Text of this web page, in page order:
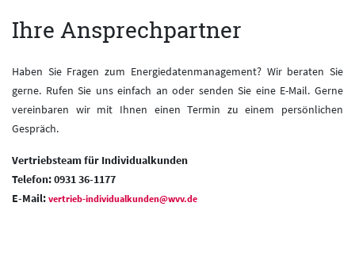
Ihre Ansprechpartner
Haben Sie Fragen zum Energiedatenmanagement? Wir beraten Sie
gerne. Rufen Sie uns einfach an oder senden Sie eine E-Mail. Gerne
vereinbaren wir mit Ihnen einen Termin zu einem persönlichen
Gespräch.
Vertriebsteam für Individualkunden
Telefon: 0931 36-1177
E-Mail: vertrieb-individualkunden@wvv.de